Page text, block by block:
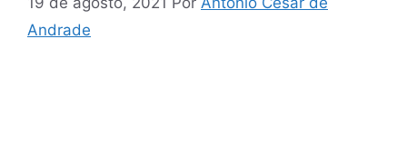
Andrade